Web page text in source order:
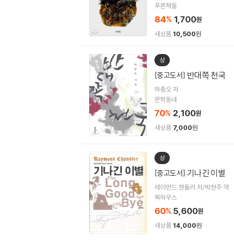
푸른책들
84% 1,700원
새상품 10,500원
상
[중고도서] 반대쪽 천국
하종오 저
문학동네
70% 2,100원
새상품 7,000원
상
[중고도서] 기나긴 이별
레이먼드 챈들러 저/박현주 역
북하우스
60% 5,600원
새상품 14,000원